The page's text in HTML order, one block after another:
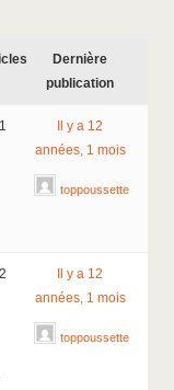
Dernière
publication
1
Il y a 12
années, 1 mois
toppoussette
2
Il y a 12
années, 1 mois
toppoussette